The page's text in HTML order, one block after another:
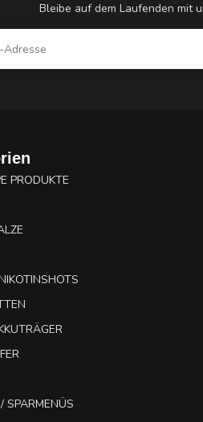
Bleibe auf dem Laufenden mit
PRODUKTE
SPARMENÜS